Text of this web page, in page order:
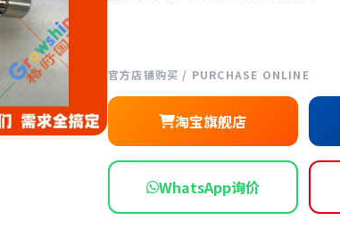
约翰迪尔
依维柯
官方店铺购买 / PURCHASE ONLINE
淘宝旗舰店
WhatsApp询价